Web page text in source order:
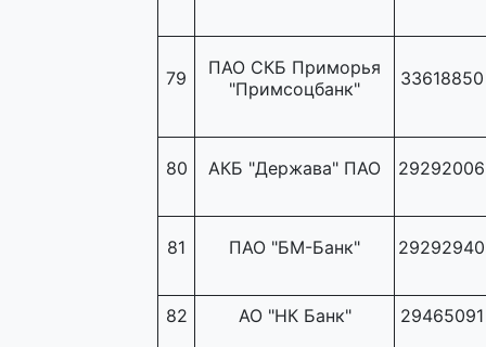
79
ПАО СКБ Приморья
"Примсоцбанк"
33618850
80 АКБ "Держава" ПАО 29292006
81 ПАО "БМ-Банк" 29292940
82 АО "НК Банк" 29465091